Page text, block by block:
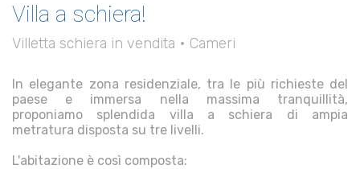
Villa a schiera!
Villetta schiera in vendita • Cameri
In elegante zona residenziale, tra le più richieste del
paese e immersa nella massima tranquillità,
proponiamo splendida villa a schiera di ampia
metratura disposta su tre livelli.
L'abitazione è così composta: